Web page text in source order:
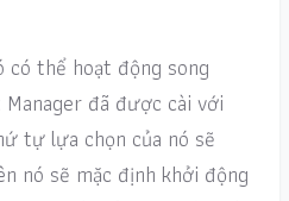
có thể hoạt động song
đã được cài với
tự lựa chọn của nó sẽ
nó sẽ mặc định khởi động